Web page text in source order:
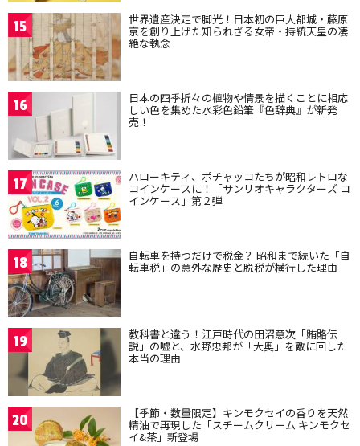
15 世界遺産決定で脚光！日本初の巨大都城・藤原
京を創り上げた知られざる女帝・持統天皇の凄
絶な執念
16 日本の四季折々の植物や情景を描くことに相応
しい色を集めた水彩色鉛筆『色辞典』が新発
売！
17 ハローキティ、ポチャッコたちが昭和レトロな
コインケースに！「サンリオキャラクターズ コ
インケース」第２弾
18 自転車を持つだけで税金？ 昭和まで続いた「自
転車税」の意外な歴史と脱税が横行した理由
19 教科書と違う！江戸時代の田沼意次「賄賂伝
説」の嘘と、水野忠邦が「大奥」を敵に回した
本当の理由
20 【季節・数量限定】キンモクセイの香りを天然
精油で再現した「スチームクリーム キンモクセ
イ&茶」新登場